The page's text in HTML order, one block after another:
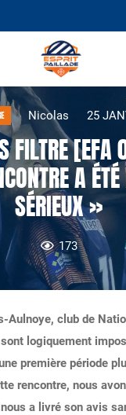
Nicolas 25
FILTRE
A
SÉRIEUX »
173
Aulnoye, club de
logiquement
première période
rencontre, nous
a livré son avis